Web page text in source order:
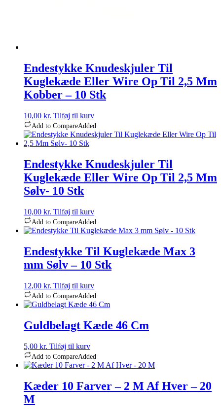
Endestykke Knudeskjuler Til
Kuglekæde Eller Wire Op Til 2,5 Mm
Kobber – 10 Stk
10,00 kr. Tilføj til kurv
Add to CompareAdded
Endestykke Knudeskjuler Til
Kuglekæde Eller Wire Op Til 2,5 Mm
Sølv- 10 Stk
10,00 kr. Tilføj til kurv
Add to CompareAdded
Endestykke Til Kuglekæde Max 3
mm Sølv – 10 Stk
12,00 kr. Tilføj til kurv
Add to CompareAdded
Guldbelagt Kæde 46 Cm
5,00 kr. Tilføj til kurv
Add to CompareAdded
Kæder 10 Farver – 2 M Af Hver – 20
M